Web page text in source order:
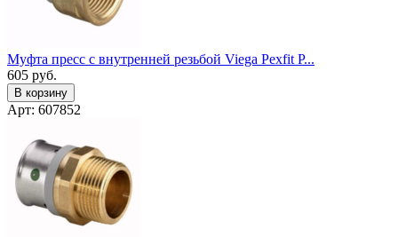
Муфта пресс с внутренней резьбой Viega Pexfit P...
605 руб.
В корзину
Арт: 607852